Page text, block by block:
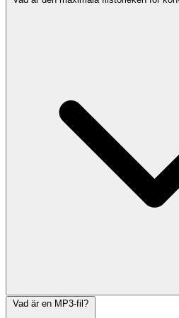
Vad är en MP3-fil?